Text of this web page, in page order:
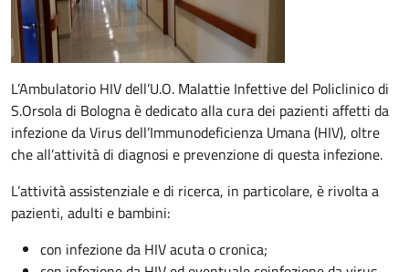
L’Ambulatorio HIV dell’U.O. Malattie Infettive del Policlinico di
S.Orsola di Bologna è dedicato alla cura dei pazienti affetti da
infezione da Virus dell’Immunodeficienza Umana (HIV), oltre
che all’attività di diagnosi e prevenzione di questa infezione.
L’attività assistenziale e di ricerca, in particolare, è rivolta a
pazienti, adulti e bambini:
con infezione da HIV acuta o cronica;